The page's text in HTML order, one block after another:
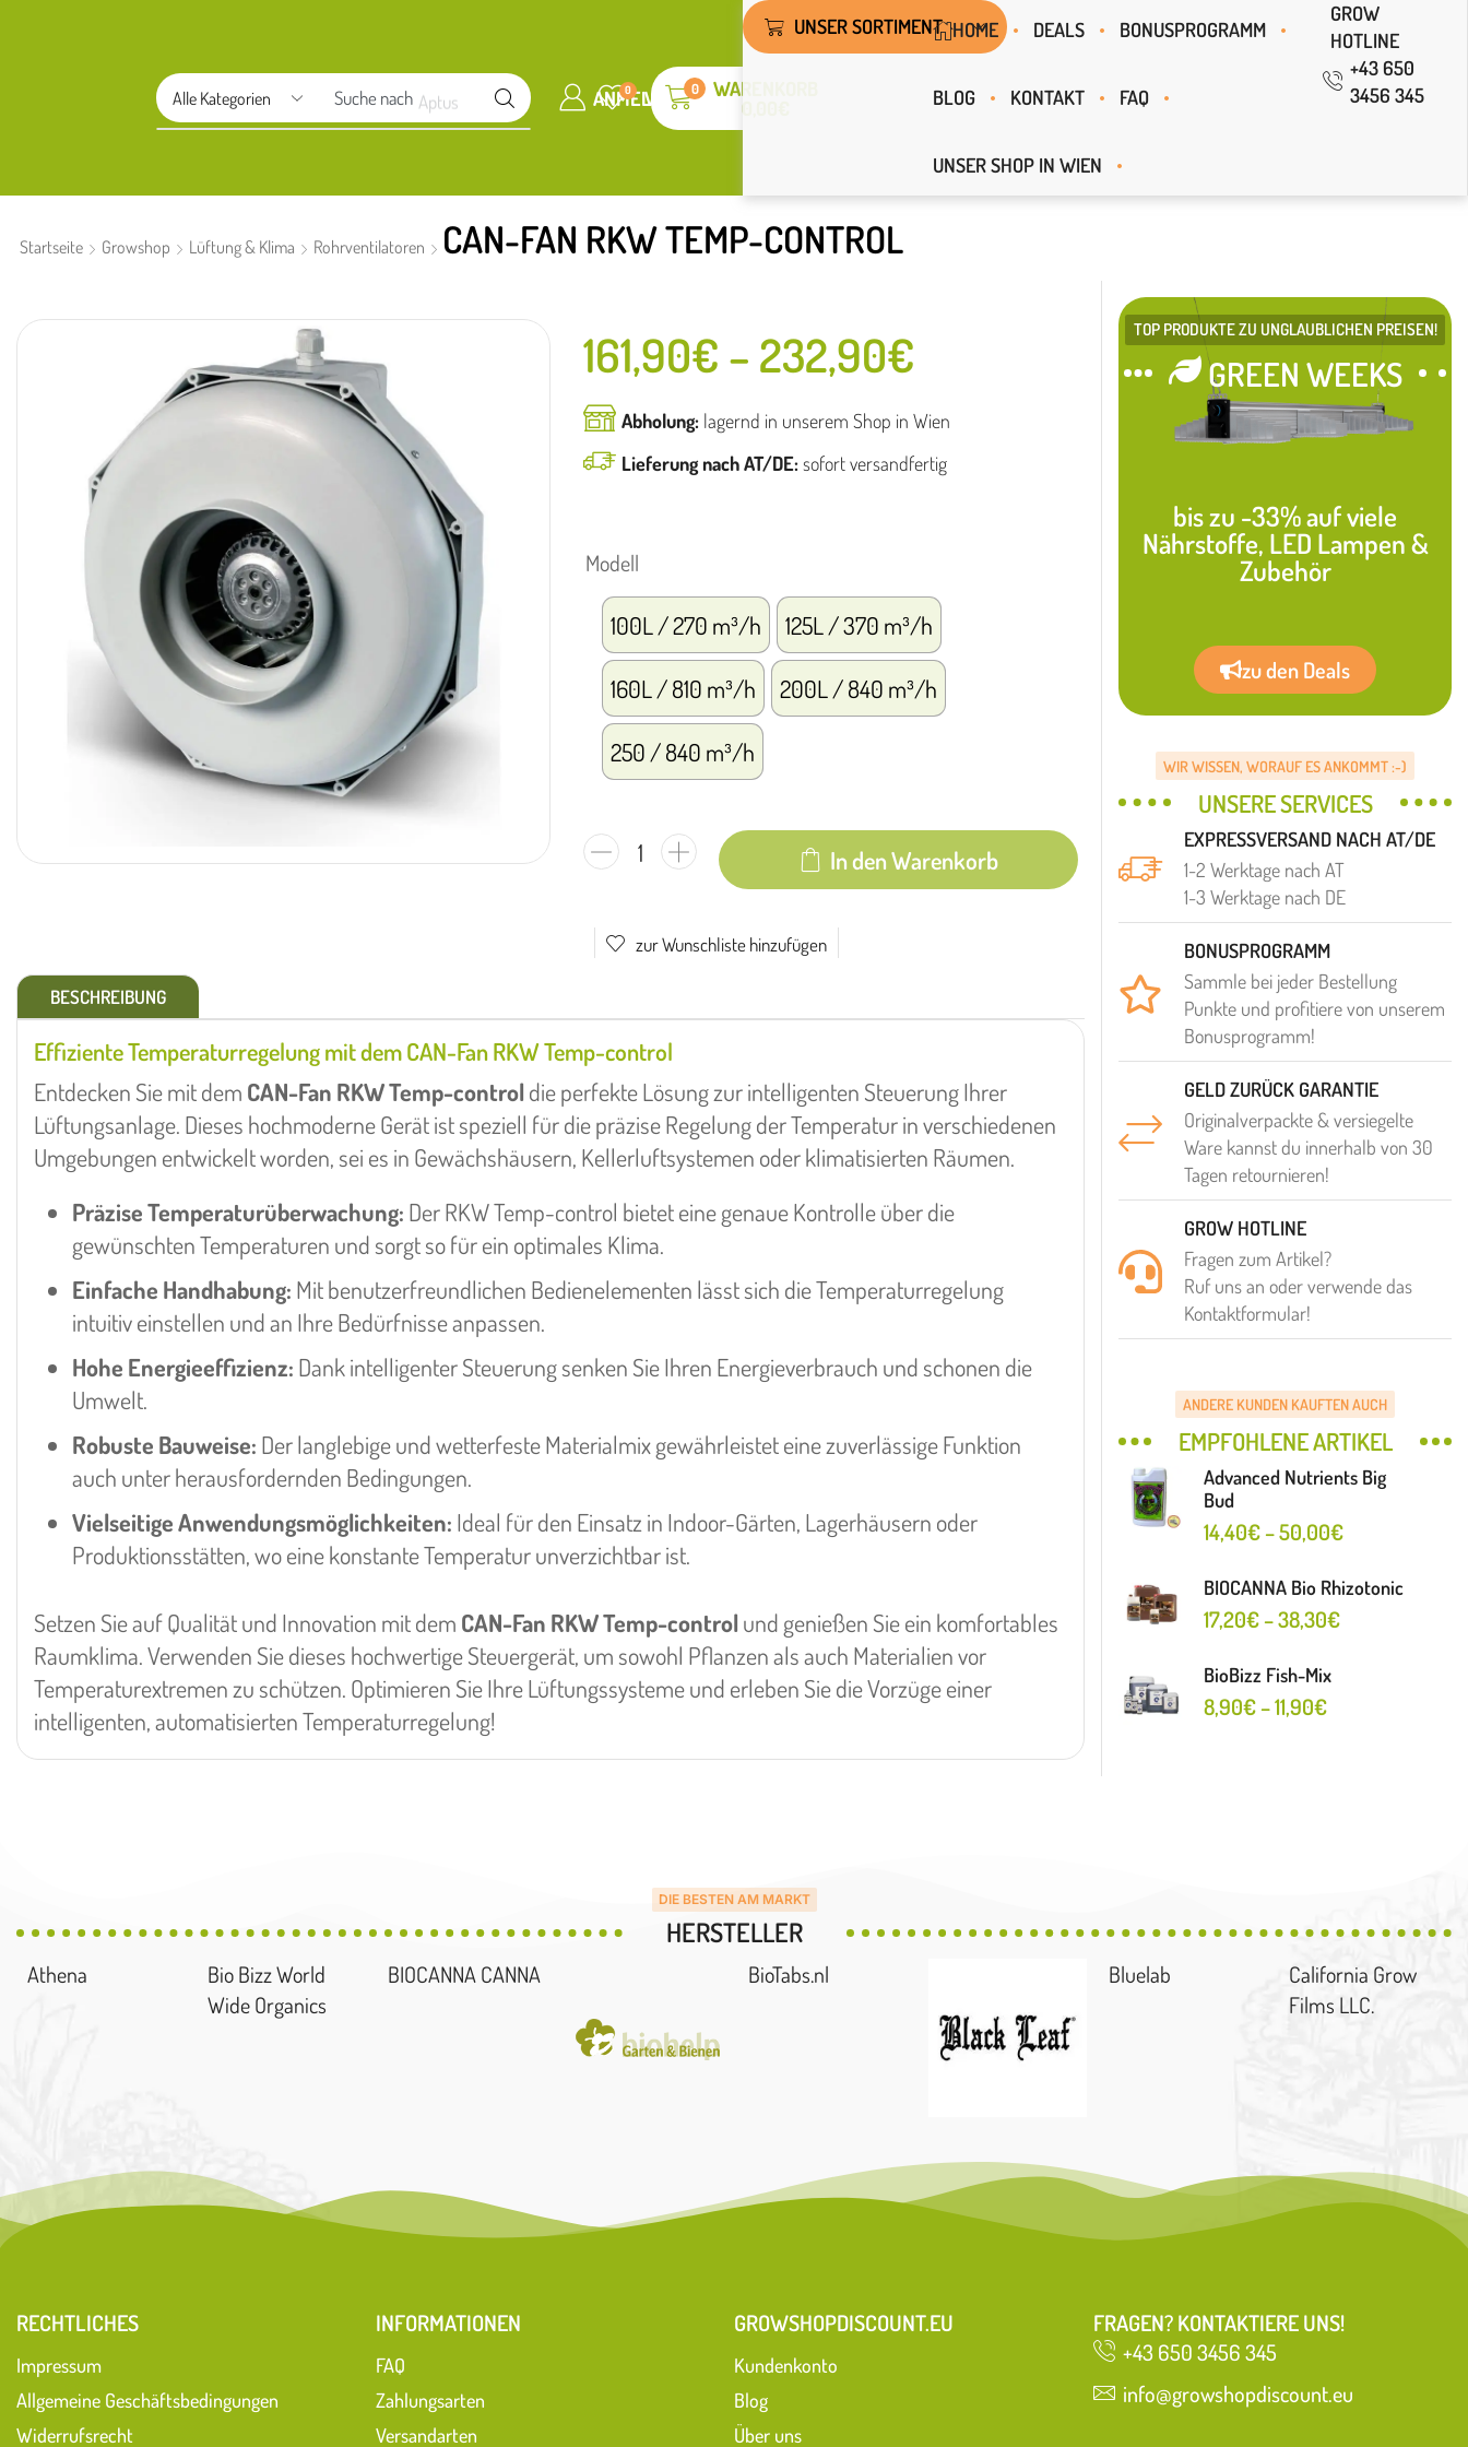
Suche nach Aptus ANMELDEN
0 WUNSCHLISTE
0
WARENKORB
0,00
UNSER SORTIMENT HOME DEALS BONUSPROGRAMM
BLOG KONTAKT FAQ
UNSER SHOP IN WIEN
GROW
HOTLINE
+43 650
3456 345
Startseite Growshop Lüftung & Klima Rohrventilatoren CAN-FAN RKW TEMP-CONTROL
161,90€ – 232,90€
Abholung: lagernd in unserem Shop in Wien
Lieferung nach AT/DE:sofort versandfertig
Modell
100L / 270 m³/h 125L / 370 m³/h
160L / 810 m³/h 200L / 840 m³/h
250 / 840 m³/h
In den Warenkorb
zur Wunschliste hinzufügen
BESCHREIBUNG
Effiziente Temperaturregelung mit dem CAN-Fan RKW Temp-control
Entdecken Sie mit dem CAN-Fan RKW Temp-control die perfekte Lösung zur intelligenten Steuerung Ihrer
Lüftungsanlage. Dieses hochmoderne Gerät ist speziell für die präzise Regelung der Temperatur in verschiedenen
Umgebungen entwickelt worden, sei es in Gewächshäusern, Kellerluftsystemen oder klimatisierten Räumen.
Präzise Temperaturüberwachung: Der RKW Temp-control bietet eine genaue Kontrolle über die
gewünschten Temperaturen und sorgt so für ein optimales Klima.
Einfache Handhabung: Mit benutzerfreundlichen Bedienelementen lässt sich die Temperaturregelung
intuitiv einstellen und an Ihre Bedürfnisse anpassen.
Hohe Energieeffizienz: Dank intelligenter Steuerung senken Sie Ihren Energieverbrauch und schonen die
Umwelt.
Robuste Bauweise: Der langlebige und wetterfeste Materialmix gewährleistet eine zuverlässige Funktion
auch unter herausfordernden Bedingungen.
Vielseitige Anwendungsmöglichkeiten: Ideal für den Einsatz in Indoor-Gärten, Lagerhäusern oder
Produktionsstätten, wo eine konstante Temperatur unverzichtbar ist.
Setzen Sie auf Qualität und Innovation mit dem CAN-Fan RKW Temp-control und genießen Sie ein komfortables
Raumklima. Verwenden Sie dieses hochwertige Steuergerät, um sowohl Pflanzen als auch Materialien vor
Temperaturextremen zu schützen. Optimieren Sie Ihre Lüftungssysteme und erleben Sie die Vorzüge einer
intelligenten, automatisierten Temperaturregelung!
TOP PRODUKTE ZU UNGLAUBLICHEN PREISEN!
GREEN WEEKS
bis zu -33% auf viele
Nährstoffe, LED Lampen &
Zubehör
zu den Deals
WIR WISSEN, WORAUF ES ANKOMMT :-)
UNSERE SERVICES
EXPRESSVERSAND NACH AT/DE
1-2 Werktage nach AT
1-3 Werktage nach DE
BONUSPROGRAMM
Sammle bei jeder Bestellung
Punkte und profitiere von unserem
Bonusprogramm!
GELD ZURÜCK GARANTIE
Originalverpackte & versiegelte
Ware kannst du innerhalb von 30
Tagen retournieren!
GROW HOTLINE
Fragen zum Artikel?
Ruf uns an oder verwende das
Kontaktformular!
ANDERE KUNDEN KAUFTEN AUCH
EMPFOHLENE ARTIKEL
Advanced Nutrients Big
Bud
14,40€–50,00€
BIOCANNA Bio Rhizotonic
17,20€–38,30€
BioBizz Fish-Mix
8,90€–11,90€
DIE BESTEN AM MARKT
HERSTELLER
Athena
Bio Bizz World
Wide Organics
BIOCANNA CANNA BioTabs.nl Bluelab
California Grow
Films LLC.
RECHTLICHES
Impressum
Allgemeine Geschäftsbedingungen
Widerrufsrecht
INFORMATIONEN
FAQ
Zahlungsarten
Versandarten
GROWSHOPDISCOUNT.EU
Kundenkonto
Blog
Über uns
FRAGEN? KONTAKTIERE UNS!
+43 650 3456 345
info@growshopdiscount.eu